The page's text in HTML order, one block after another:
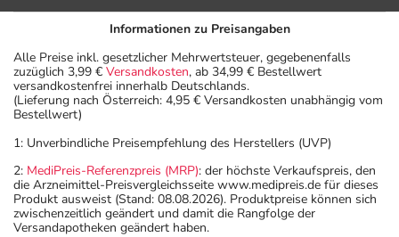
Informationen zu Preisangaben
Alle Preise inkl. gesetzlicher Mehrwertsteuer, gegebenenfalls
zuzüglich 3,99 € Versandkosten, ab 34,99 € Bestellwert
versandkostenfrei innerhalb Deutschlands.
(Lieferung nach Österreich: 4,95 € Versandkosten unabhängig vom
Bestellwert)
1: Unverbindliche Preisempfehlung des Herstellers (UVP)
2: MediPreis-Referenzpreis (MRP): der höchste Verkaufspreis, den
die Arzneimittel-Preisvergleichsseite www.medipreis.de für dieses
Produkt ausweist (Stand: 08.08.2026). Produktpreise können sich
zwischenzeitlich geändert und damit die Rangfolge der
Versandapotheken geändert haben.